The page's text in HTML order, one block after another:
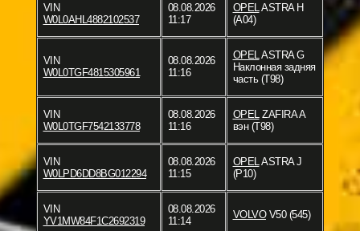
VIN
W0L0AHL4882102537
08.08.2026
11:17
OPELASTRA H
(A04)
VIN
W0L0TGF4815305961
08.08.2026
11:16
OPELASTRA G
Наклонная задняя
часть (T98)
VIN
W0L0TGF7542133778
08.08.2026
11:16
OPELZAFIRA A
вэн (T98)
VIN
W0LPD6DD8BG012294
08.08.2026
11:15
OPELASTRA J
(P10)
VIN
YV1MW84F1C2692319
08.08.2026
11:14
VOLVOV50 (545)